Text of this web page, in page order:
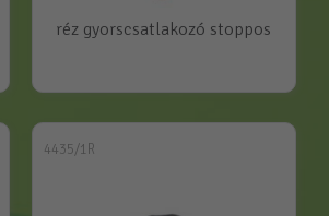
réz gyorscsatlakozó stoppos
4435/1R